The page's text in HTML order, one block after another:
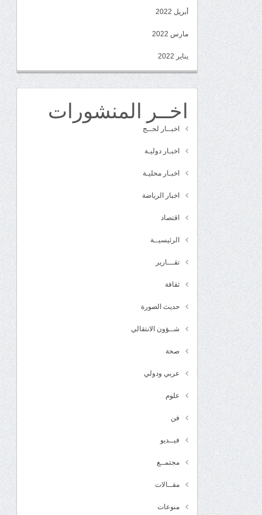
أبريل 2022
مارس 2022
يناير 2022
اخــر المنشورات
اخبــار لحــج
اخبـار دوليـة
اخبـار محليـة
اخبار الرياضة
اقتصاد
الرئيسيــة
تقـــارير
ثقافة
حديث الصورة
شــؤون الانتقالي
صحة
عربي ودولي
علوم
فن
فيــديو
مجتمــع
مقــالات
منوعات